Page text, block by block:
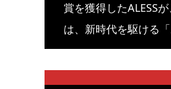
賞を獲得したALESS
は、新時代を駆ける